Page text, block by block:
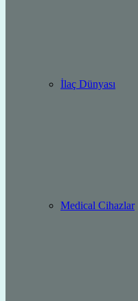
İlaç Dünyası
Medical Cihazlar